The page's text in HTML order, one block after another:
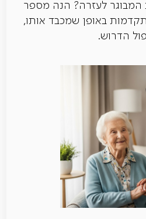
לעזרה? הנה מספר
באופן שמכבד אותו,
הדרוש.